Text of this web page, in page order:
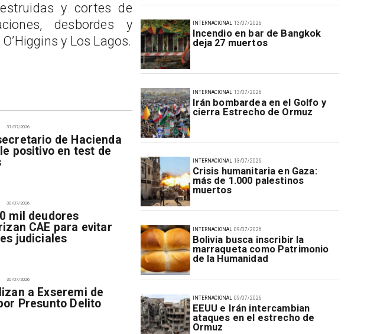
13/07/2026
Incendio en bar de Bangkok
deja 27 muertos
INTERNACIONAL
13/07/2026
Irán bombardea en el Golfo y
cierra Estrecho de Ormuz
INTERNACIONAL
13/07/2026
Crisis humanitaria en Gaza:
más de 1.000 palestinos
muertos
INTERNACIONAL
09/07/2026
Bolivia busca inscribir la
marraqueta como Patrimonio
de la Humanidad
INTERNACIONAL
09/07/2026
EEUU e Irán intercambian
ataques en el estrecho de
Ormuz
INTERNACIONAL
31/07/2026
de Hacienda
positivo en test de
30/07/2026
mil deudores
CAE para evitar
judiciales
30/07/2026
a Exseremi de
Presunto Delito
y cortes de
desbordes y
y Los Lagos.